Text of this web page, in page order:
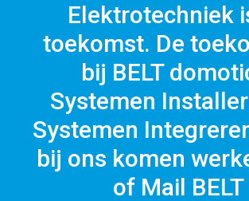
Elektrotechniek
toekomst. De
bij BELT
Systemen
Systemen
bij ons komen
of Mail BELT